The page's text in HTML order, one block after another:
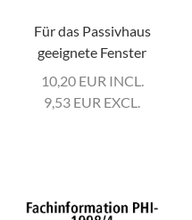
Für das Passivhaus
geeignete Fenster
10,20 EUR INCL.
9,53 EUR EXCL.